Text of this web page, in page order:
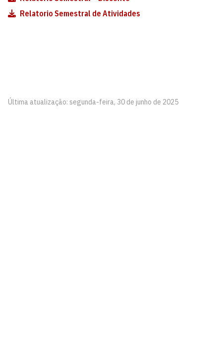
Relatorio Semestral de Atividades
Última atualização: segunda-feira, 30 de junho de 2025